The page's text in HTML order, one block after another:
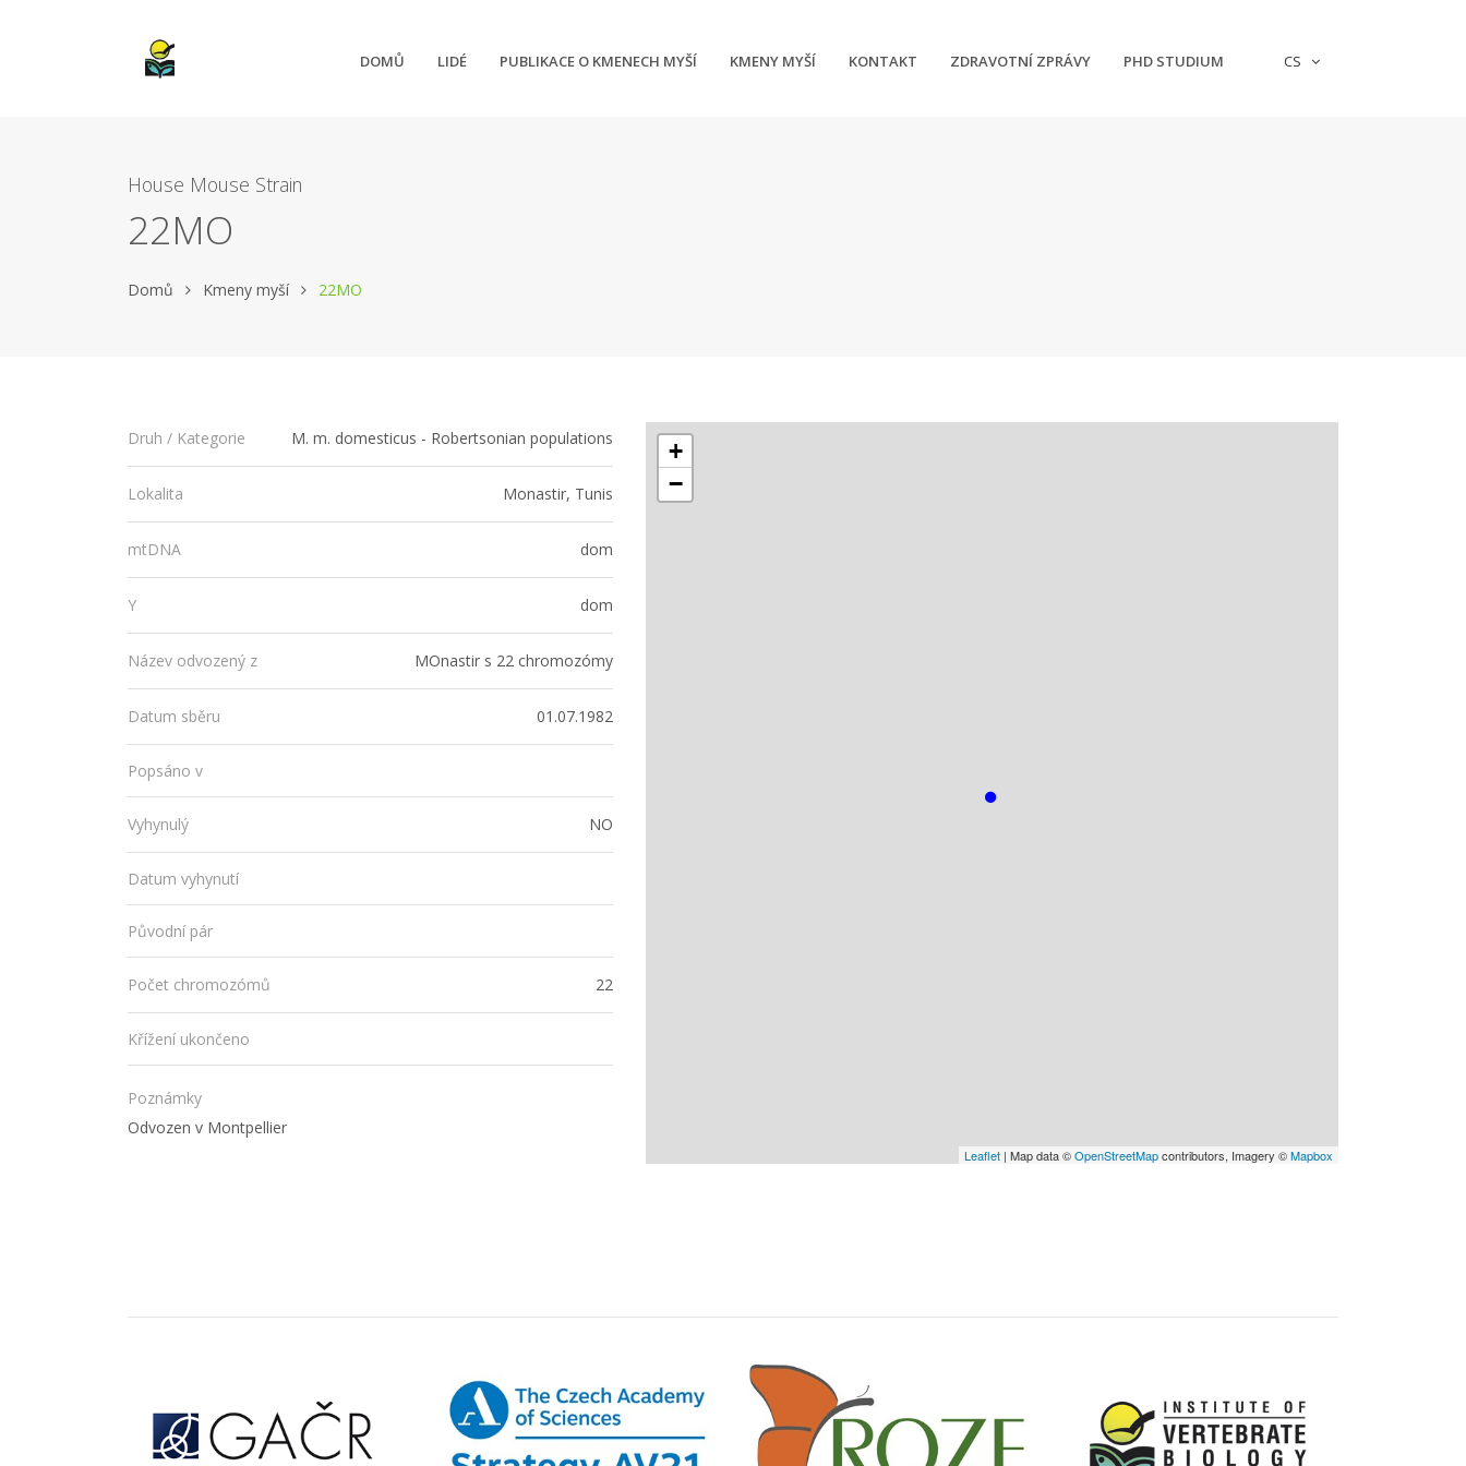
DOMŮ LIDÉ PUBLIKACE O KMENECH MYŠÍ KMENY MYŠÍ KONTAKT ZDRAVOTNÍ ZPRÁVY PHD STUDIUM CS
House Mouse Strain
22MO
Domů Kmeny myší 22MO
+
−
Leaflet | Map data ©OpenStreetMapcontributors, Imagery ©Mapbox
Druh / Kategorie M. m. domesticus - Robertsonian populations
Lokalita Monastir, Tunis
mtDNA dom
Y dom
Název odvozený z MOnastir s 22 chromozómy
Datum sběru 01.07.1982
Popsáno v
Vyhynulý NO
Datum vyhynutí
Původní pár
Počet chromozómů 22
Křížení ukončeno
Poznámky
Odvozen v Montpellier